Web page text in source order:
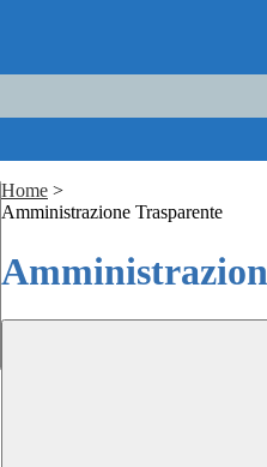
Home >
Amministrazione Trasparente